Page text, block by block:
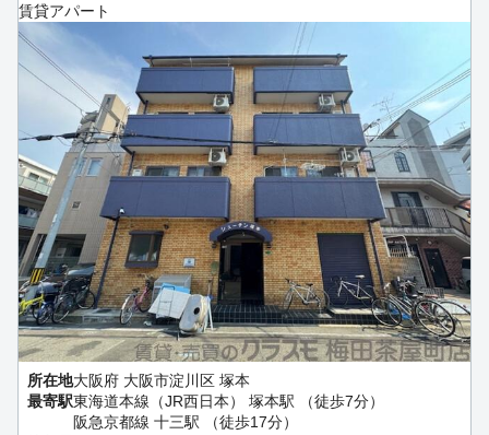
賃貸アパート
所在地大阪府 大阪市淀川区 塚本
最寄駅東海道本線（JR西日本） 塚本駅 （徒歩7分）
阪急京都線 十三駅 （徒歩17分）